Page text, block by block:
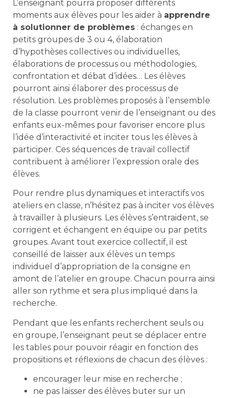
L’enseignant pourra proposer différents
moments aux élèves pour les aider à apprendre
à solutionner de problèmes : échanges en
petits groupes de 3 ou 4, élaboration
d’hypothèses collectives ou individuelles,
élaborations de processus ou méthodologies,
confrontation et débat d’idées… Les élèves
pourront ainsi élaborer des processus de
résolution. Les problèmes proposés à l’ensemble
de la classe pourront venir de l’enseignant ou des
enfants eux-mêmes pour favoriser encore plus
l’idée d’interactivité et inciter tous les élèves à
participer. Ces séquences de travail collectif
contribuent à améliorer l’expression orale des
élèves.
Pour rendre plus dynamiques et interactifs vos
ateliers en classe, n’hésitez pas à inciter vos élèves
à travailler à plusieurs. Les élèves s’entraident, se
corrigent et échangent en équipe ou par petits
groupes. Avant tout exercice collectif, il est
conseillé de laisser aux élèves un temps
individuel d’appropriation de la consigne en
amont de l’atelier en groupe. Chacun pourra ainsi
aller son rythme et sera plus impliqué dans la
recherche.
Pendant que les enfants recherchent seuls ou
en groupe, l’enseignant peut se déplacer entre
les tables pour pouvoir réagir en fonction des
propositions et réflexions de chacun des élèves :
encourager leur mise en recherche ;
ne pas laisser des élèves buter sur un